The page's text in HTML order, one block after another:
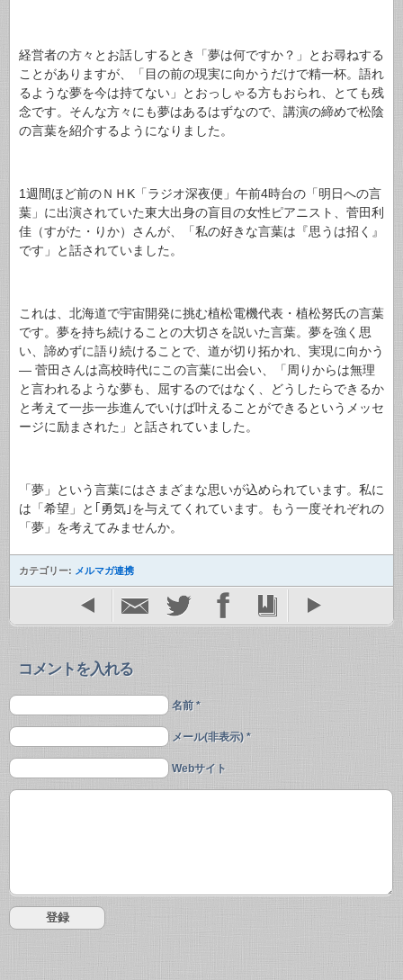
経営者の方々とお話しするとき「夢は何ですか？」とお尋ねする
ことがありますが、「目の前の現実に向かうだけで精一杯。語れ
るような夢を今は持てない」とおっしゃる方もおられ、とても残
念です。そんな方々にも夢はあるはずなので、講演の締めで松陰
の言葉を紹介するようになりました。
1週間ほど前のＮＨK「ラジオ深夜便」午前4時台の「明日への言
葉」に出演されていた東大出身の盲目の女性ピアニスト、菅田利
佳（すがた・りか）さんが、「私の好きな言葉は『思うは招く』
です」と話されていました。
これは、北海道で宇宙開発に挑む植松電機代表・植松努氏の言葉
です。夢を持ち続けることの大切さを説いた言葉。夢を強く思
い、諦めずに語り続けることで、道が切り拓かれ、実現に向かう
― 菅田さんは高校時代にこの言葉に出会い、「周りからは無理
と言われるような夢も、屈するのではなく、どうしたらできるか
と考えて一歩一歩進んでいけば叶えることができるというメッセ
ージに励まされた」と話されていました。
「夢」という言葉にはさまざまな思いが込められています。私に
は「希望」と｢勇気｣を与えてくれています。もう一度それぞれの
「夢」を考えてみませんか。
カテゴリー: メルマガ連携
コメントを入れる
名前 *
メール(非表示) *
Webサイト